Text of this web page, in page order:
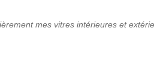
mes vitres intérieures et